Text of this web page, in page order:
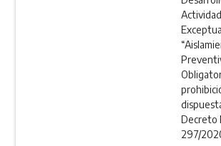
Decreto
297/